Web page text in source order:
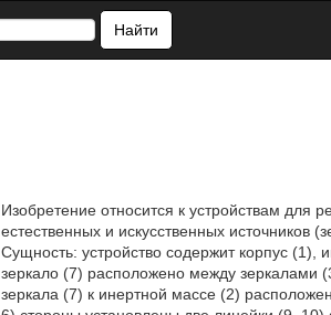
Найти
Изобретение относится к устройствам для
естественных и искусственных источников
Сущность: устройство содержит корпус
зеркало (7) расположено между зеркалами
зеркала (7) к инертной массе (2)